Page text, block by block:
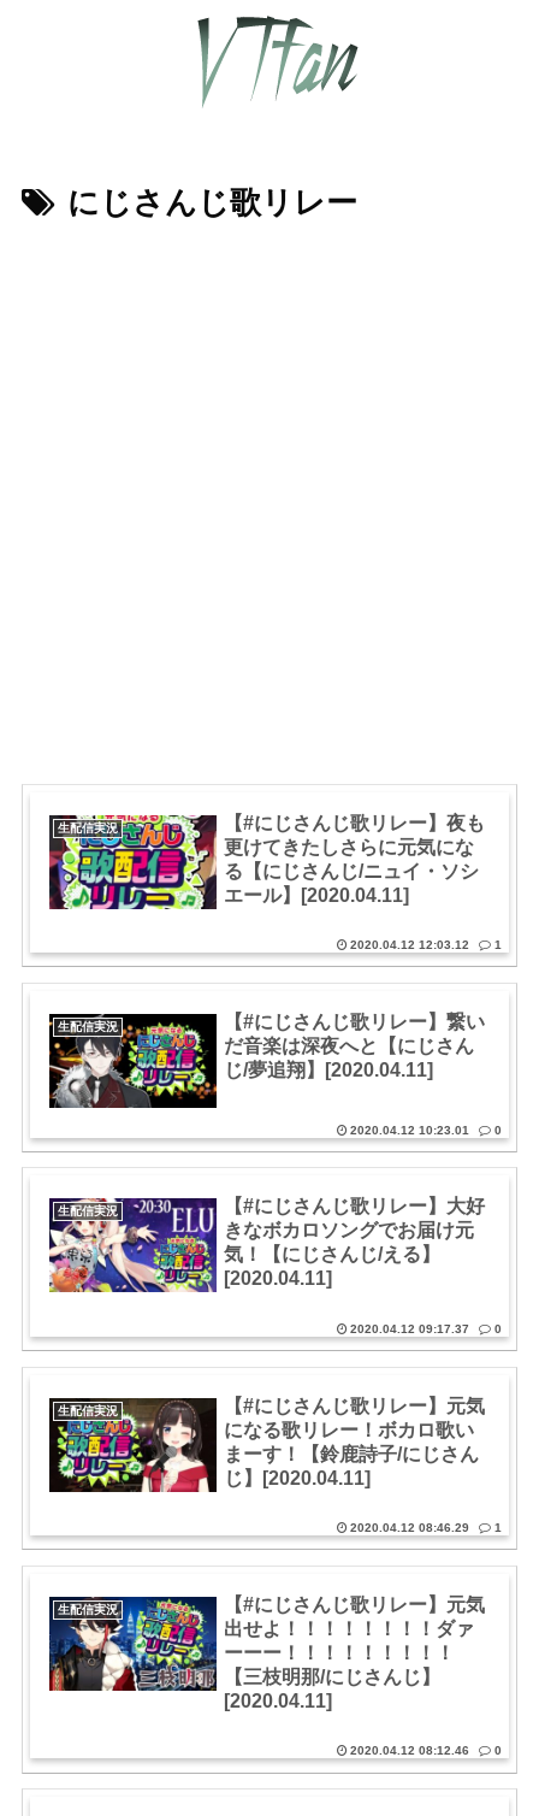
にじさんじ歌リレー
生配信実況
【#にじさんじ歌リレー】夜も
更けてきたしさらに元気にな
る【にじさんじ/ニュイ・ソシ
エール】[2020.04.11]
2020.04.12 12:03.12 1
生配信実況
【#にじさんじ歌リレー】繋い
だ音楽は深夜へと【にじさん
じ/夢追翔】[2020.04.11]
2020.04.12 10:23.01 0
生配信実況
【#にじさんじ歌リレー】大好
きなボカロソングでお届け元
気！【にじさんじ/える】
[2020.04.11]
2020.04.12 09:17.37 0
生配信実況
【#にじさんじ歌リレー】元気
になる歌リレー！ボカロ歌い
まーす！【鈴鹿詩子/にじさん
じ】[2020.04.11]
2020.04.12 08:46.29 1
生配信実況
【#にじさんじ歌リレー】元気
出せよ！！！！！！！！ダァ
ーーー！！！！！！！！！
【三枝明那/にじさんじ】
[2020.04.11]
2020.04.12 08:12.46 0